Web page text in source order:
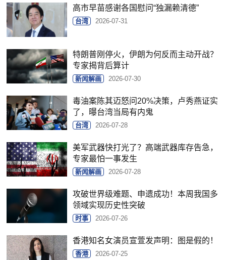
高市早苗感谢各国慰问“独漏赖清德”
台湾 2026-07-31
特朗普刚停火，伊朗为何反而主动开战？
专家揭背后算计
新闻解画 2026-07-30
毒油案陈其迈怒问20%决策，卢秀燕证实
了，曝台湾当局有内鬼
台湾 2026-07-28
美军武器快打光了？高端武器库存告急，
专家最怕一事发生
新闻解画 2026-07-28
攻破世界级难题、申遗成功！本周我国多
领域实现历史性突破
时事 2026-07-26
香港知名女演员宣萱发声明：图是假的！
香港 2026-07-25